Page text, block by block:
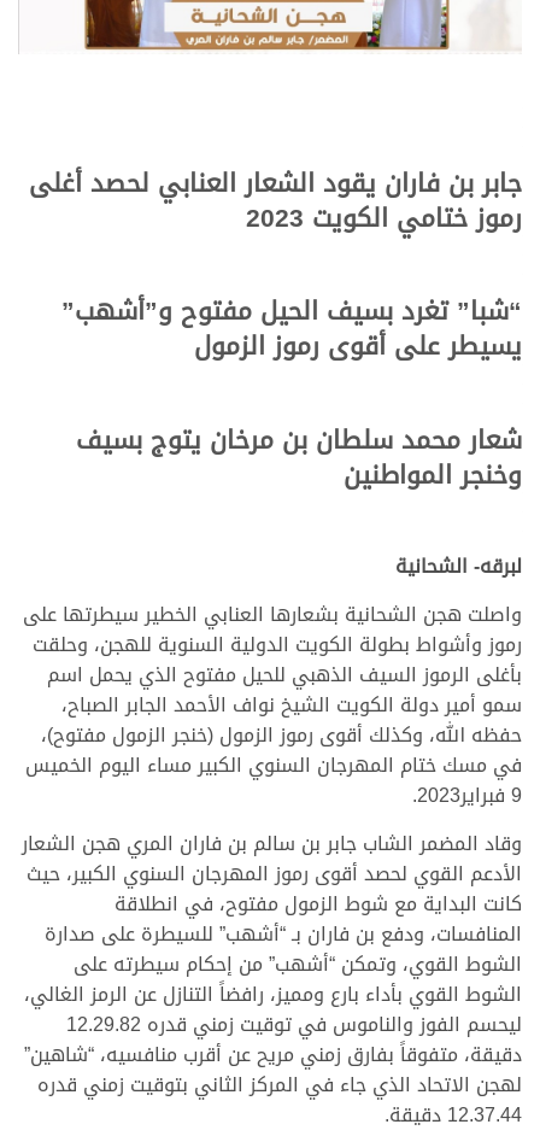
جابر بن فاران يقود الشعار العنابي لحصد أغلى
رموز ختامي الكويت 2023
“شبا” تغرد بسيف الحيل مفتوح و”أشهب”
يسيطر على أقوى رموز الزمول
شعار محمد سلطان بن مرخان يتوج بسيف
وخنجر المواطنين
لبرقه- الشحانية
واصلت هجن الشحانية بشعارها العنابي الخطير سيطرتها على
رموز وأشواط بطولة الكويت الدولية السنوية للهجن، وحلقت
بأغلى الرموز السيف الذهبي للحيل مفتوح الذي يحمل اسم
سمو أمير دولة الكويت الشيخ نواف الأحمد الجابر الصباح،
حفظه الله، وكذلك أقوى رموز الزمول (خنجر الزمول مفتوح)،
في مسك ختام المهرجان السنوي الكبير مساء اليوم الخميس
9 فبراير2023.
وقاد المضمر الشاب جابر بن سالم بن فاران المري هجن الشعار
الأدعم القوي لحصد أقوى رموز المهرجان السنوي الكبير، حيث
كانت البداية مع شوط الزمول مفتوح، في انطلاقة
المنافسات، ودفع بن فاران بـ “أشهب” للسيطرة على صدارة
الشوط القوي، وتمكن “أشهب” من إحكام سيطرته على
الشوط القوي بأداء بارع ومميز، رافضاً التنازل عن الرمز الغالي،
ليحسم الفوز والناموس في توقيت زمني قدره 12.29.82
دقيقة، متفوقاً بفارق زمني مريح عن أقرب منافسيه، “شاهين”
لهجن الاتحاد الذي جاء في المركز الثاني بتوقيت زمني قدره
12.37.44 دقيقة.